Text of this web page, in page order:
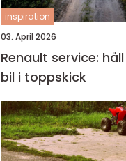
inspiration
03. April 2026
Renault service:
bil i toppskick